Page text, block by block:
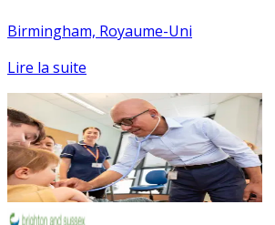
Birmingham, Royaume-Uni
Lire la suite